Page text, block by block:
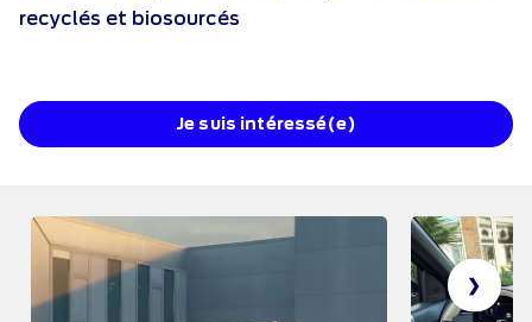
recyclés et biosourcés
Je suis intéressé(e)
❯